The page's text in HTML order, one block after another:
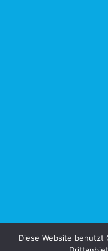
Diese Website benutzt